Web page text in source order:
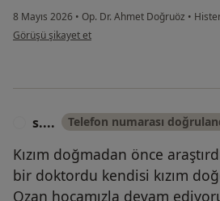
8 Mayıs 2026 • Op. Dr. Ahmet Doğruöz •
kullanıcının görüşüne göre i....s
Görüşü şikayet et
s.... Telefon numarası
Kızım doğmadan önce
bir doktordu kendisi kızım
Ozan hocamızla devam